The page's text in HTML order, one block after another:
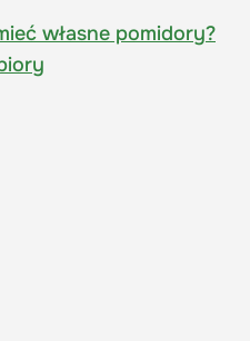
własne pomidory?